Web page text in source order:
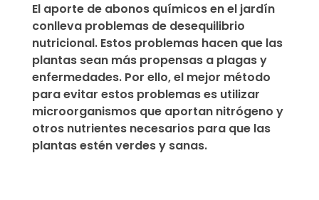
El aporte de abonos químicos en el jardín
conlleva problemas de desequilibrio
nutricional. Estos problemas hacen que las
plantas sean más propensas a plagas y
enfermedades. Por ello, el mejor método
para evitar estos problemas es utilizar
microorganismos que aportan nitrógeno y
otros nutrientes necesarios para que las
plantas estén verdes y sanas.